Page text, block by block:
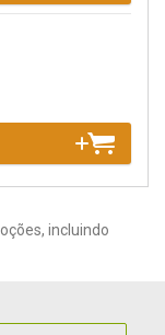
incluindo